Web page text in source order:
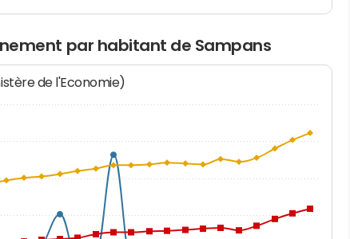
par habitant de Sampans
de l'Economie)